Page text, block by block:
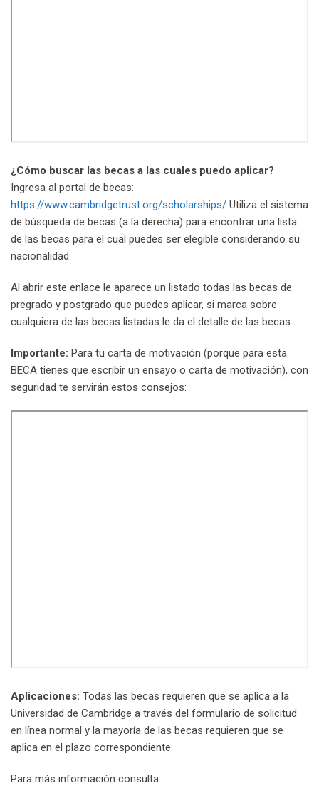
¿Cómo buscar las becas a las cuales puedo aplicar?
Ingresa al portal de becas:
https://www.cambridgetrust.org/scholarships/ Utiliza el sistema
de búsqueda de becas (a la derecha) para encontrar una lista
de las becas para el cual puedes ser elegible considerando su
nacionalidad.
Al abrir este enlace le aparece un listado todas las becas de
pregrado y postgrado que puedes aplicar, si marca sobre
cualquiera de las becas listadas le da el detalle de las becas.
Importante: Para tu carta de motivación (porque para esta
BECA tienes que escribir un ensayo o carta de motivación), con
seguridad te servirán estos consejos:
Aplicaciones: Todas las becas requieren que se aplica a la
Universidad de Cambridge a través del formulario de solicitud
en línea normal y la mayoría de las becas requieren que se
aplica en el plazo correspondiente.
Para más información consulta: